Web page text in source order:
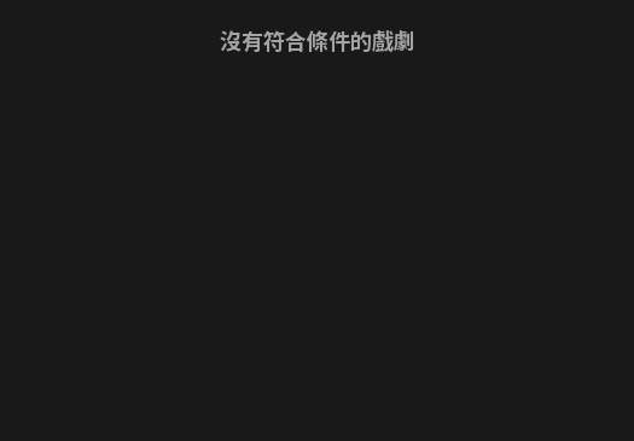
沒有符合條件的戲劇